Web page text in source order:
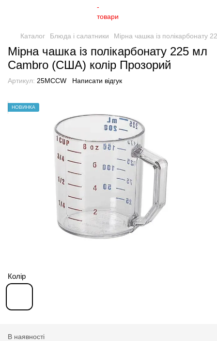
Каталог Блюда і салатники Мірна чашка із
Мірна чашка із полікарбонату 225 мл
Cambro (США) колір Прозорий
Артикул: 25MCCW Написати відгук
НОВИНКА
Колір
В наявності